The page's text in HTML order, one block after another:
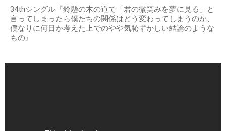
34thシングル『鈴懸の木の道で「君の微笑みを夢に見る」と
言ってしまったら僕たちの関係はどう変わってしまうのか、
僕なりに何日か考えた上でのやや気恥ずかしい結論のような
もの』